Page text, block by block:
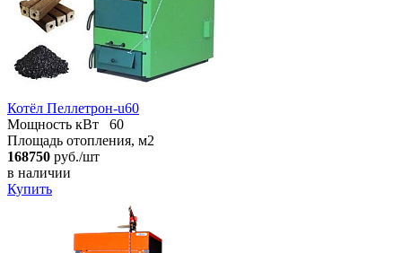
Котёл Пеллетрон-u60
Мощность кВт
60
Площадь отопления, м2
168750 руб./шт
в наличии
Купить